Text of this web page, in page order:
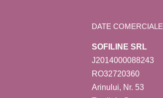
DATE COMERCIALE
SOFILINE SRL
J2014000088243
RO32720360
Arinului, Nr. 53